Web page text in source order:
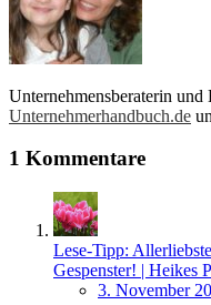
Unternehmensberaterin
Unternehmerhandbuch.de
1 Kommentare
Lese-Tipp:
Gespenster! | Heikes
3. November